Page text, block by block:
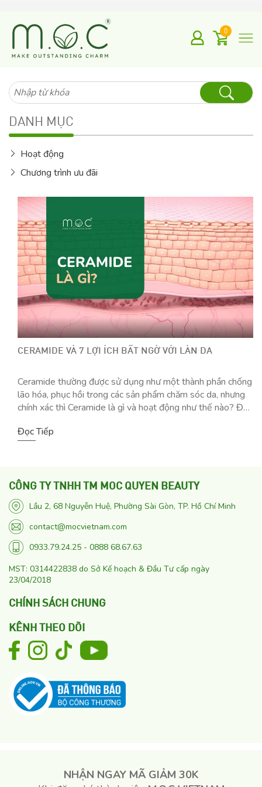
0
Tìm
kiếm
cho:
DANH MỤC
Hoạt động
Chương trình ưu đãi
CERAMIDE VÀ 7 LỢI ÍCH BẤT NGỜ VỚI LÀN DA
Ceramide thường được sử dụng như một thành phần chống
lão hóa, phục hồi trong các sản phẩm chăm sóc da, nhưng
chính xác thì Ceramide là gì và hoạt động như thế nào? Đọc
là phân tử chất béo (lipid) chiếm 30% […]
Đọc Tiếp
CÔNG TY TNHH TM MOC QUYEN BEAUTY
Lầu 2, 68 Nguyễn Huệ, Phường Sài Gòn, TP. Hồ Chí Minh
contact@mocvietnam.com
0933.79.24.25 - 0888 68.67.63
MST: 0314422838 do Sở Kế hoạch & Đầu Tư cấp ngày
23/04/2018
CHÍNH SÁCH CHUNG
KÊNH THEO DÕI
NHẬN NGAY MÃ GIẢM 30K